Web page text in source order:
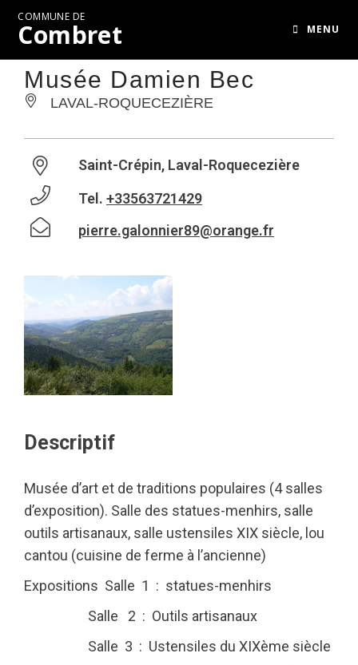
COMMUNE DE
Combret MENU
Musée Damien Bec
LAVAL-ROQUECEZIÈRE
Saint-Crépin, Laval-Roquecezière
Tel. +33563721429
pierre.galonnier89@orange.fr
Descriptif
Musée d’art et de traditions populaires (4 salles
d’exposition). Salle des statues-menhirs, salle
outils artisanaux, salle ustensiles XIX siècle, lou
cantou (cuisine de ferme à l’ancienne)
Expositions Salle 1 : statues-menhirs
Salle 2 : Outils artisanaux
Salle 3 : Ustensiles du XIXème siècle